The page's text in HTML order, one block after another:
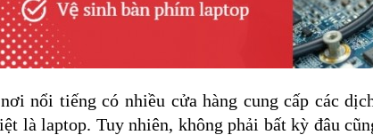
nổi tiếng có nhiều cửa hàng cung cấp các
là laptop. Tuy nhiên, không phải bất kỳ đâu